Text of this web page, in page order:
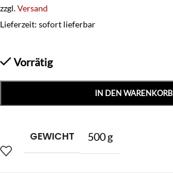
zzgl.Versand
Lieferzeit: sofort lieferbar
Vorrätig
IN DEN WARENKORB
GEWICHT 500 g